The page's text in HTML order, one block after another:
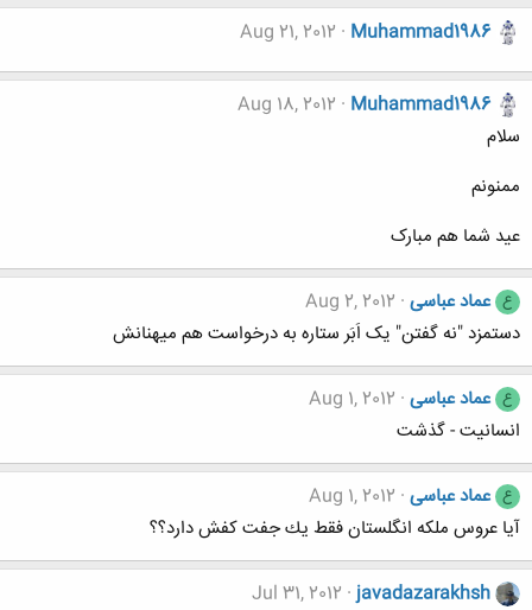
Muhammad1986
Aug 21, 2012
Muhammad1986
Aug 18, 2012
سلام
ممنونم
عید شما هم مبارک
ع عماد عباسی Aug 2, 2012
دستمزد "نه گفتن" یک اَبَر ستاره به درخواست هم میهنانش
ع عماد عباسی Aug 1, 2012
انسانیت - گذشت
ع عماد عباسی Aug 1, 2012
آيا عروس ملكه انگلستان فقط يك جفت كفش دارد؟؟‎
javadazarakhsh
Jul 31, 2012